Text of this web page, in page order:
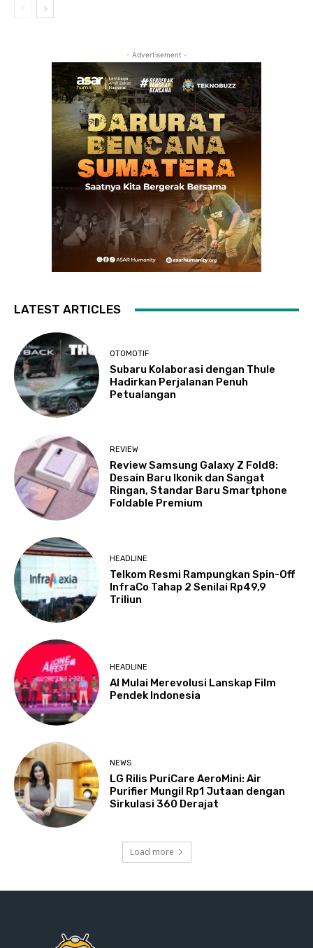
- Advertisement -
LATEST ARTICLES
OTOMOTIF
Subaru Kolaborasi dengan Thule
Hadirkan Perjalanan Penuh
Petualangan
REVIEW
Review Samsung Galaxy Z Fold8:
Desain Baru Ikonik dan Sangat
Ringan, Standar Baru Smartphone
Foldable Premium
HEADLINE
Telkom Resmi Rampungkan Spin-Off
InfraCo Tahap 2 Senilai Rp49,9
Triliun
HEADLINE
AI Mulai Merevolusi Lanskap Film
Pendek Indonesia
NEWS
LG Rilis PuriCare AeroMini: Air
Purifier Mungil Rp1 Jutaan dengan
Sirkulasi 360 Derajat
Load more